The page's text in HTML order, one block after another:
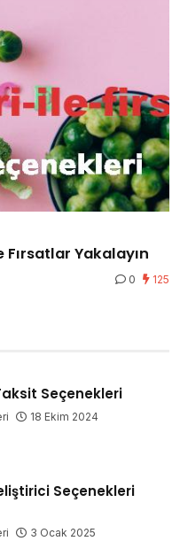
Yakalayın
0 125
Seçenekleri
18 Ekim 2024
Seçenekleri
3 Ocak 2025